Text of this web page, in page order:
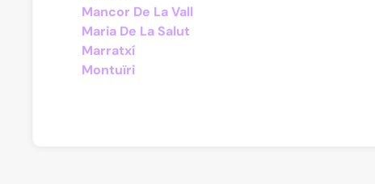
Mancor De La Vall
Maria De La Salut
Marratxí
Montuïri